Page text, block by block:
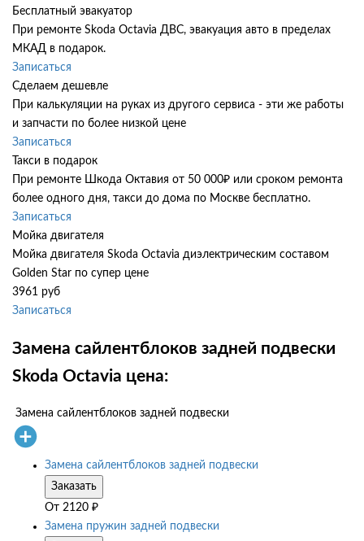
Бесплатный эвакуатор
При ремонте Skoda Octavia ДВС, эвакуация авто в пределах
МКАД в подарок.
Записаться
Сделаем дешевле
При калькуляции на руках из другого сервиса - эти же работы
и запчасти по более низкой цене
Записаться
Такси в подарок
При ремонте Шкода Октавия от 50 000₽ или сроком ремонта
более одного дня, такси до дома по Москве бесплатно.
Записаться
Мойка двигателя
Мойка двигателя Skoda Octavia диэлектрическим составом
Golden Star по супер цене
3961 руб
Записаться
Замена сайлентблоков задней подвески
Skoda Octavia цена:
Замена сайлентблоков задней подвески
Замена сайлентблоков задней подвески
Заказать
От 2120 ₽
Замена пружин задней подвески